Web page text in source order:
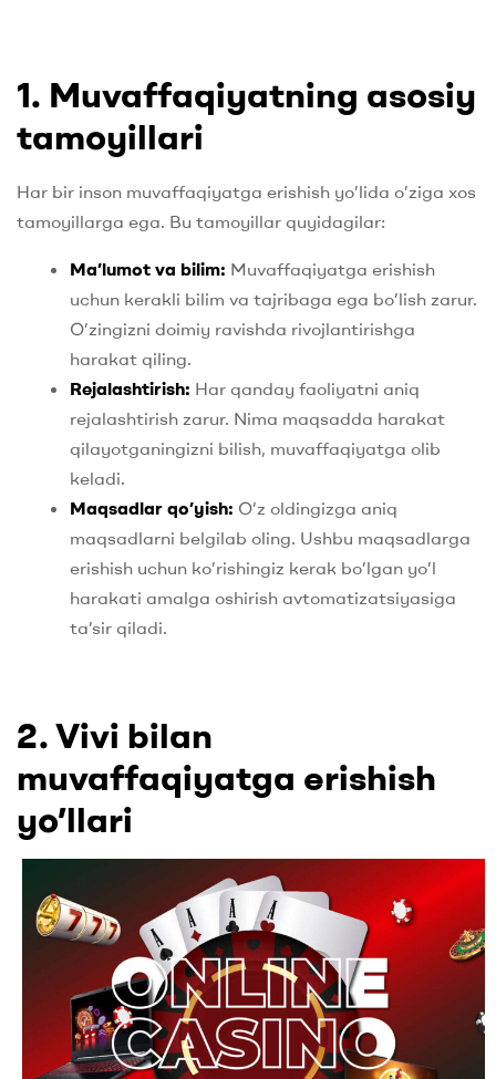
1. Muvaffaqiyatning asosiy
tamoyillari
Har bir inson muvaffaqiyatga erishish yo’lida o’ziga xos
tamoyillarga ega. Bu tamoyillar quyidagilar:
Ma’lumot va bilim: Muvaffaqiyatga erishish
uchun kerakli bilim va tajribaga ega bo’lish zarur.
O’zingizni doimiy ravishda rivojlantirishga
harakat qiling.
Rejalashtirish: Har qanday faoliyatni aniq
rejalashtirish zarur. Nima maqsadda harakat
qilayotganingizni bilish, muvaffaqiyatga olib
keladi.
Maqsadlar qo’yish: O’z oldingizga aniq
maqsadlarni belgilab oling. Ushbu maqsadlarga
erishish uchun ko’rishingiz kerak bo’lgan yo’l
harakati amalga oshirish avtomatizatsiyasiga
ta’sir qiladi.
2. Vivi bilan
muvaffaqiyatga erishish
yo’llari